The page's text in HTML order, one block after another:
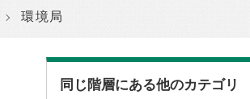
環境局
同じ階層にある他のカテゴリ